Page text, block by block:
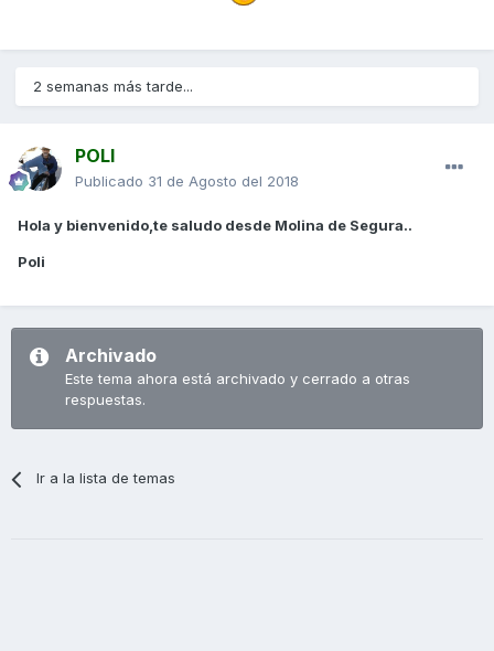
2 semanas más tarde...
POLI
Publicado 31 de Agosto del 2018
Hola y bienvenido,te saludo desde Molina de Segura..
Poli
Archivado
Este tema ahora está archivado y cerrado a otras
respuestas.
Ir a la lista de temas